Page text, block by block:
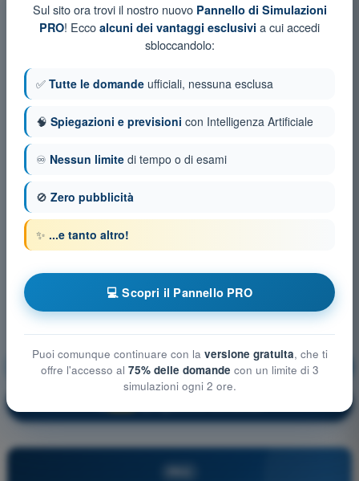
Tecnica di Pilotaggio Allenamento!
Sul sito ora trovi il nostro nuovo Pannello di Simulazioni
PRO! Ecco alcuni dei vantaggi esclusivi a cui accedi
sbloccandolo:
✅ Tutte le domande ufficiali, nessuna esclusa
🧠 Spiegazioni e previsioni con Intelligenza Artificiale
♾️ Nessun limite di tempo o di esami
🚫 Zero pubblicità
✨ ...e tanto altro!
💻 Scopri il Pannello PRO
Puoi comunque continuare con la versione gratuita, che ti
offre l'accesso al 75% delle domande con un limite di 3
simulazioni ogni 2 ore.